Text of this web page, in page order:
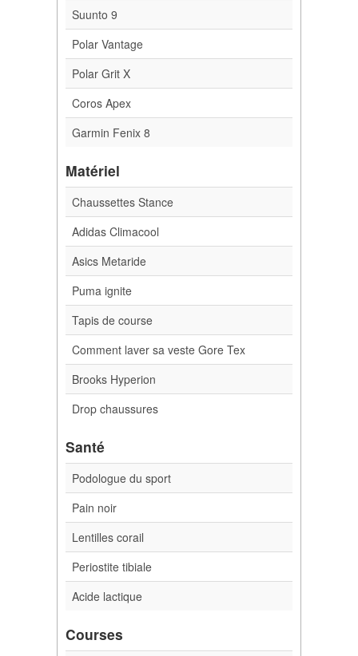
Suunto 9
Polar Vantage
Polar Grit X
Coros Apex
Garmin Fenix 8
Matériel
Chaussettes Stance
Adidas Climacool
Asics Metaride
Puma ignite
Tapis de course
Comment laver sa veste Gore Tex
Brooks Hyperion
Drop chaussures
Santé
Podologue du sport
Pain noir
Lentilles corail
Periostite tibiale
Acide lactique
Courses